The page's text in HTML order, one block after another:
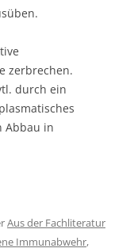
zerbrechen.
durch ein
Abbau in
Aus der Fachliteratur
Immunabwehr,